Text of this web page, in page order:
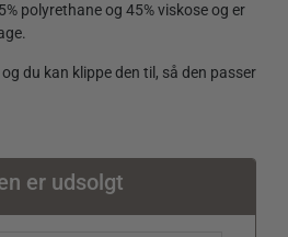
polyrethane og 45% viskose og er
du kan klippe den til, så den passer
er udsolgt